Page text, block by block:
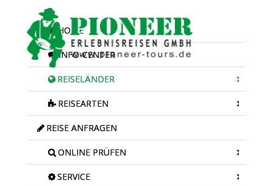
HOME
INFO-CENTER
REISELÄNDER
REISEARTEN
REISE ANFRAGEN
ONLINE PRÜFEN
SERVICE